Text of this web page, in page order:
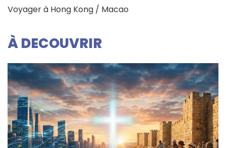
Voyager à Hong Kong / Macao
À DECOUVRIR